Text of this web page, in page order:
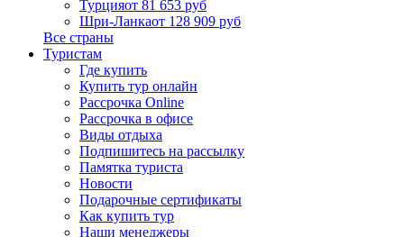
Турцияот 81 653 руб
Шри-Ланкаот 128 909 руб
Все страны
Туристам
Где купить
Купить тур онлайн
Рассрочка Online
Рассрочка в офисе
Виды отдыха
Подпишитесь на рассылку
Памятка туриста
Новости
Подарочные сертификаты
Как купить тур
Наши менеджеры